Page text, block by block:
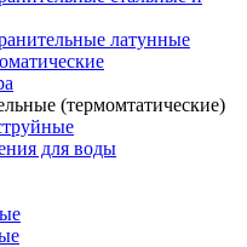
латунные
(термомтатические)
для воды